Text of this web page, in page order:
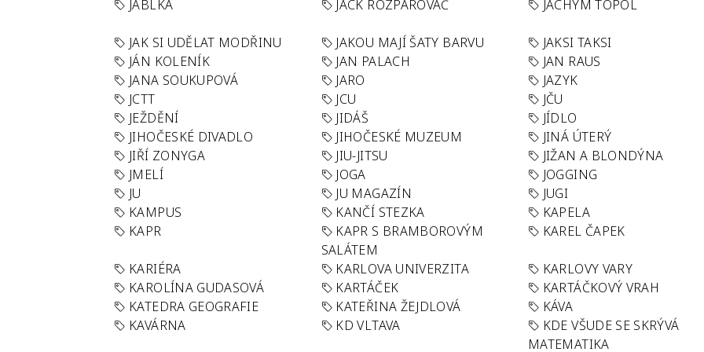
JABLKA JACK ROZPAROVAČ JACHYM TOPOL
JAK SI UDĚLAT MODŘINU JAKOU MAJÍ ŠATY BARVU
JAKSI TAKSI
JÁN KOLENÍK
JAN PALACH
JAN RAUS
JANA SOUKUPOVÁ
JARO
JAZYK
JCTT
JCU
JČU
JEŽDĚNÍ
JIDÁŠ
JÍDLO
JIHOČESKÉ DIVADLO
JIHOČESKÉ MUZEUM
JINÁ ÚTERÝ
JIŘÍ ZONYGA
JIU-JITSU
JIŽAN A BLONDÝNA
JMELÍ
JOGA
JOGGING
JU
JU MAGAZÍN
JUGI
KAMPUS
KANČÍ STEZKA
KAPELA
KAPR
KAPR S BRAMBOROVÝM
SALÁTEM
KAREL ČAPEK
KARIÉRA KARLOVA UNIVERZITA
KARLOVY VARY
KAROLÍNA GUDASOVÁ
KARTÁČEK
KARTÁČKOVÝ VRAH
KATEDRA GEOGRAFIE
KATEŘINA ŽEJDLOVÁ
KÁVA
KAVÁRNA
KD VLTAVA
KDE VŠUDE SE SKRÝVÁ
MATEMATIKA